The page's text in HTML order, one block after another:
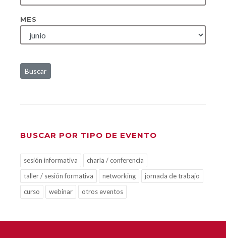
MES
Buscar
BUSCAR POR TIPO DE EVENTO
sesión informativa
charla / conferencia
taller / sesión formativa
networking
jornada de trabajo
curso
webinar otros eventos